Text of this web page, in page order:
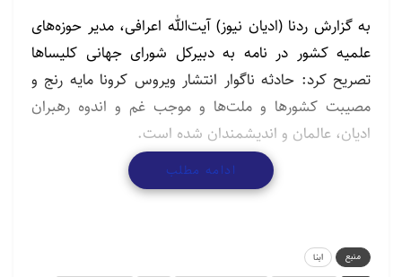
به گزارش ردنا (ادیان نیوز) آیت‌الله اعرافی،مدیر حوزه‌های
علمیه کشور در نامه به دبیرکل شورای جهانی کلیساها
تصریح کرد: حادثه ناگوار انتشار ویروس کرونا مایه رنج و
مصیبت کشورها و ملت‌ها و موجب غم و اندوه رهبران
ادیان، عالمان و اندیشمندان شده است.
متن نامه آیت‌الله علیرضا اعرافی به این شرح است:
کشورها و ملت‌ها و موجب غم و اندوه رهبران ادیان،
عالمان و اندیشمندان شده است. حوزه‌های علمیه و بزرگان
ادامه مطلب
منبع
ابنا